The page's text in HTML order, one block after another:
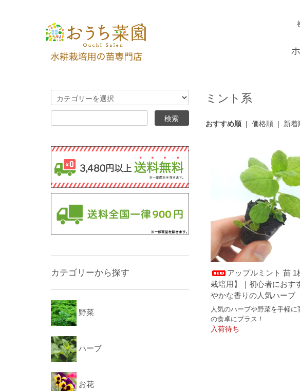
ミント系
おすすめ順| 価格順| 新着
アップルミント 苗 1
栽培用】｜初心者におす
やかな香りの人気ハーブ
人気のハーブや野菜を手軽に
の食卓にプラス！
入荷待ち
カテゴリーから探す
野菜
ハーブ
お花